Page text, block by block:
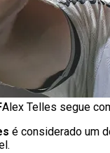
Alex Telles segue
é considerado um